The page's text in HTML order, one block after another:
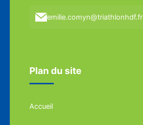
emilie.comyn@triathlonhdf.fr
Plan du site
Accueil